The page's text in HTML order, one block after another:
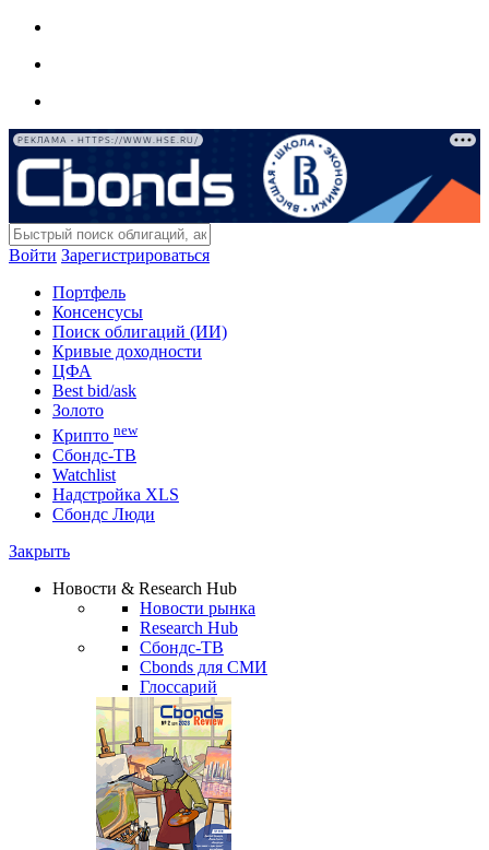
РЕКЛАМА • HTTPS://WWW.HSE.RU/
Войти Зарегистрироваться
Портфель
Консенсусы
Поиск облигаций (ИИ)
Кривые доходности
ЦФА
Best bid/ask
Золото
Крипто new
Сбондс-ТВ
Watchlist
Надстройка XLS
Сбондс Люди
Закрыть
Новости & Research Hub
Новости рынка
Research Hub
Сбондс-ТВ
Cbonds для СМИ
Глоссарий